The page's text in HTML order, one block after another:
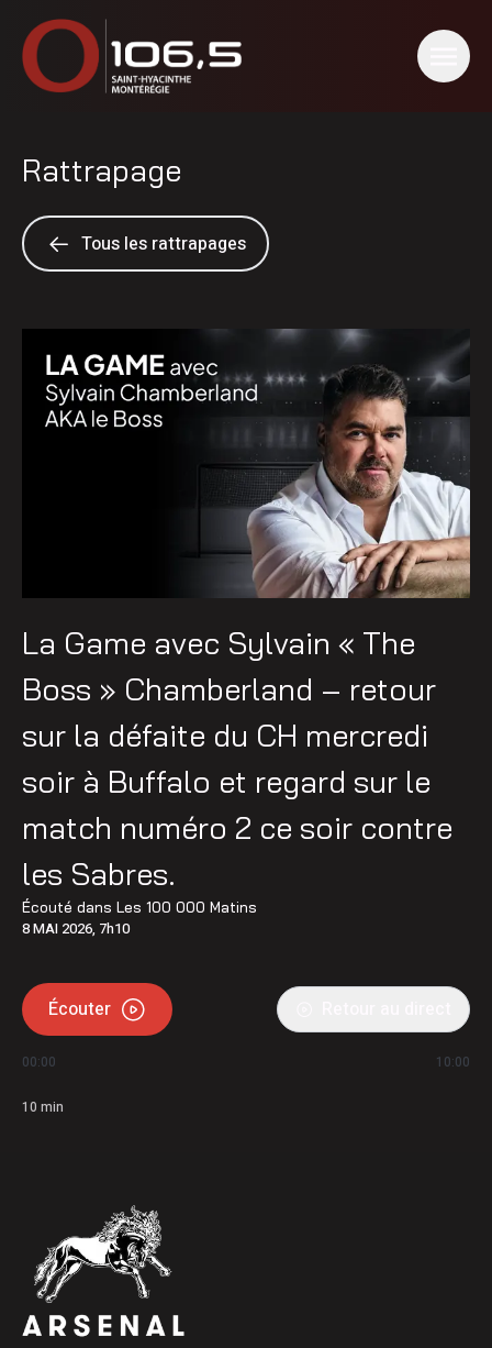
Rattrapage
Tous les rattrapages
La Game avec Sylvain « The
Boss » Chamberland – retour
sur la défaite du CH mercredi
soir à Buffalo et regard sur le
match numéro 2 ce soir contre
les Sabres.
Écouté dans Les 100 000 Matins
8 MAI 2026, 7h10
Écouter
00:00 10:00
10 min